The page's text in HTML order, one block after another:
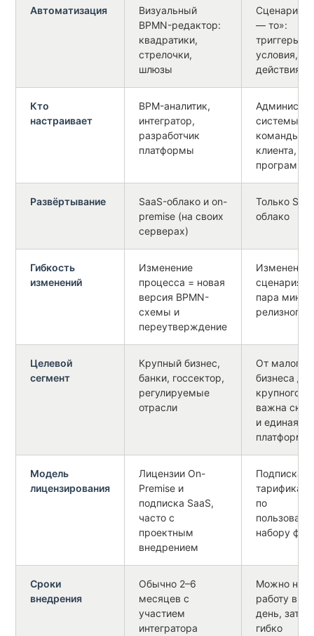
Автоматизация
Визуальный
BPMN-редактор:
квадратики,
стрелочки,
шлюзы
Сценарии
— то»:
триггеры,
условия,
действия
Кто
настраивает
BPM-аналитик,
интегратор,
разработчик
платформы
системы из
команды
клиента,
Развёртывание
SaaS-облако и on-
premise (на своих
серверах)
Только
облако
Гибкость
изменений
Изменение
процесса = новая
версия BPMN-
схемы и
переутверждение
Изменение
сценария
пара
релизного
Целевой
сегмент
Крупный бизнес,
банки, госсектор,
регулируемые
отрасли
От малого
бизнеса до
крупного —
важна
и единая
платформа
Модель
лицензирования
Лицензии On-
Premise и
подписка SaaS,
часто с
проектным
внедрением
Подписка с
по
набору
Сроки
внедрения
Обычно 2–6
месяцев с
участием
интегратора
Можно
работу в
день, затем
гибко